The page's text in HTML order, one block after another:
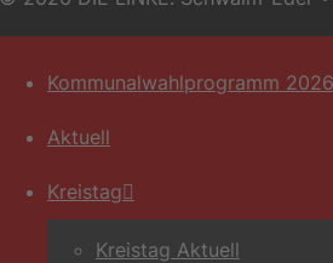
Kommunalwahlprogramm 2026
Aktuell
Kreistag
Kreistag Aktuell